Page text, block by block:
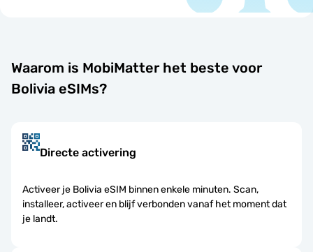
Waarom is MobiMatter het beste voor
Bolivia eSIMs?
Directe activering
Activeer je Bolivia eSIM binnen enkele minuten. Scan,
installeer, activeer en blijf verbonden vanaf het moment dat
je landt.